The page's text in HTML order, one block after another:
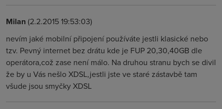
Milan(2.2.2015 19:53:03)
nevím jaké mobilní připojení používáte jestli klasické nebo
tzv. Pevný internet bez drátu kde je FUP 20,30,40GB dle
operátora,což zase není málo. Na druhou stranu bych se divil
že by u Vás nešlo XDSL,jestli jste ve staré zástavbě tam
všude jsou smyčky XDSL